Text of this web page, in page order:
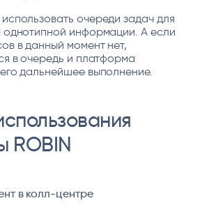
очереди задач для
однотипной информации. А если
в данный момент нет,
в очередь и платформа
дальнейшее выполнение.
ROBIN
в колл-центре